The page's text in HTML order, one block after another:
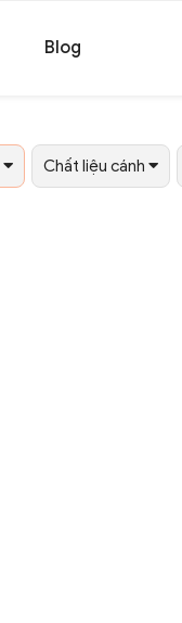
Blog
Chất liệu cánh